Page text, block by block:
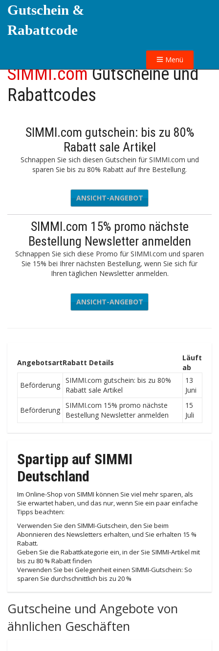
Gutschein &
Rabattcode
Menü
SIMMI.comGutscheine und
Rabattcodes
SIMMI.com gutschein: bis zu 80%
Rabatt sale Artikel
Schnappen Sie sich diesen Gutschein für SIMMI.com und
sparen Sie bis zu 80% Rabatt auf Ihre Bestellung.
ANSICHT-ANGEBOT
SIMMI.com 15% promo nächste
Bestellung Newsletter anmelden
Schnappen Sie sich diese Promo für SIMMI.com und sparen
Sie 15% bei Ihrer nächsten Bestellung, wenn Sie sich für
Ihren täglichen Newsletter anmelden.
ANSICHT-ANGEBOT
AngebotsartRabatt Details
Läuft
ab
Beförderung
SIMMI.com gutschein: bis zu 80%
Rabatt sale Artikel
13
Juni
Beförderung
SIMMI.com 15% promo nächste
Bestellung Newsletter anmelden
15
Juli
Spartipp auf SIMMI
Deutschland
Im Online-Shop von SIMMI können Sie viel mehr sparen, als
Sie erwartet haben, und das nur, wenn Sie ein paar einfache
Tipps beachten:
Verwenden Sie den SIMMI-Gutschein, den Sie beim
Abonnieren des Newsletters erhalten, und Sie erhalten 15 %
Rabatt.
Geben Sie die Rabattkategorie ein, in der Sie SIMMI-Artikel mit
bis zu 80 % Rabatt finden
Verwenden Sie bei Gelegenheit einen SIMMI-Gutschein: So
sparen Sie durchschnittlich bis zu 20 %
Gutscheine und Angebote von
ähnlichen Geschäften